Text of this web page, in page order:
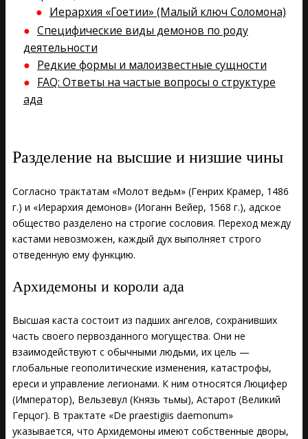
Иерархия «Гоетии» (Малый ключ Соломона)
Специфические виды демонов по роду
деятельности
Редкие формы и малоизвестные сущности
FAQ: Ответы на частые вопросы о структуре
ада
Разделение на высшие и низшие чины
Согласно трактатам «Молот ведьм» (Генрих Крамер, 1486
г.) и «Иерархия демонов» (Иоганн Вейер, 1568 г.), адское
общество разделено на строгие сословия. Переход между
кастами невозможен, каждый дух выполняет строго
отведенную ему функцию.
Архидемоны и короли ада
Высшая каста состоит из падших ангелов, сохранивших
часть своего первозданного могущества. Они не
взаимодействуют с обычными людьми, их цель —
глобальные геополитические изменения, катастрофы,
ереси и управление легионами. К ним относятся Люцифер
(Император), Вельзевул (Князь тьмы), Астарот (Великий
Герцог). В трактате «De praestigiis daemonum»
указывается, что Архидемоны имеют собственные дворы,